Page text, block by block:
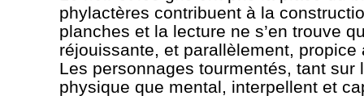
phylactères contribuent à la
planches et la lecture ne s’en trouve
réjouissante, et parallèlement, propice
Les personnages tourmentés, tant sur
physique que mental, interpellent et